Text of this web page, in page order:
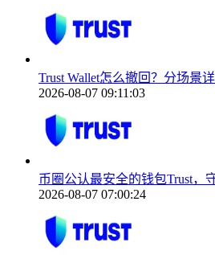
Trust Wallet怎么撤回？分场景
2026-08-07 09:11:03
币圈公认最安全的钱包Trust，
2026-08-07 07:00:24